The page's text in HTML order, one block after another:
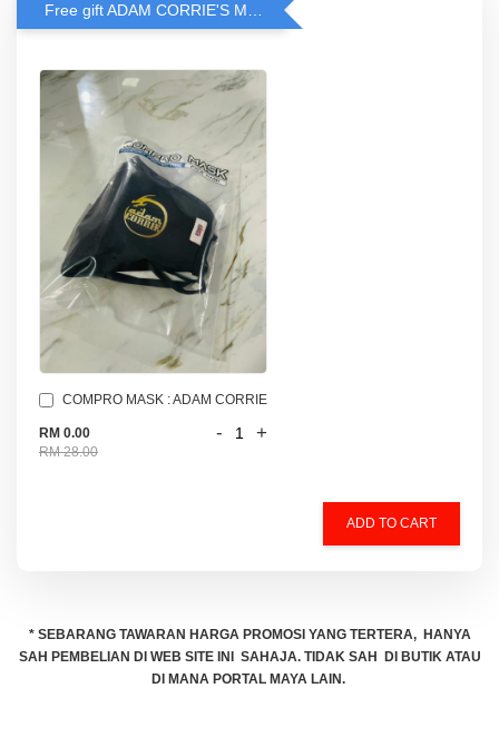
Free gift ADAM CORRIE'S MASK when spend RM200 and above
COMPRO MASK : ADAM CORRIE
RM 0.00
RM 28.00
- +
ADD TO CART
* SEBARANG TAWARAN HARGA PROMOSI YANG TERTERA, HANYA
SAH PEMBELIAN DI WEB SITE INI SAHAJA. TIDAK SAH DI BUTIK ATAU
DI MANA PORTAL MAYA LAIN.